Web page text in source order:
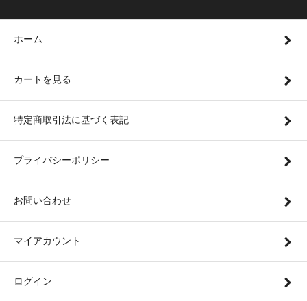
ホーム
カートを見る
特定商取引法に基づく表記
プライバシーポリシー
お問い合わせ
マイアカウント
ログイン